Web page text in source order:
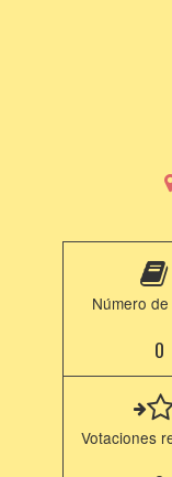
Número
0
Votaciones